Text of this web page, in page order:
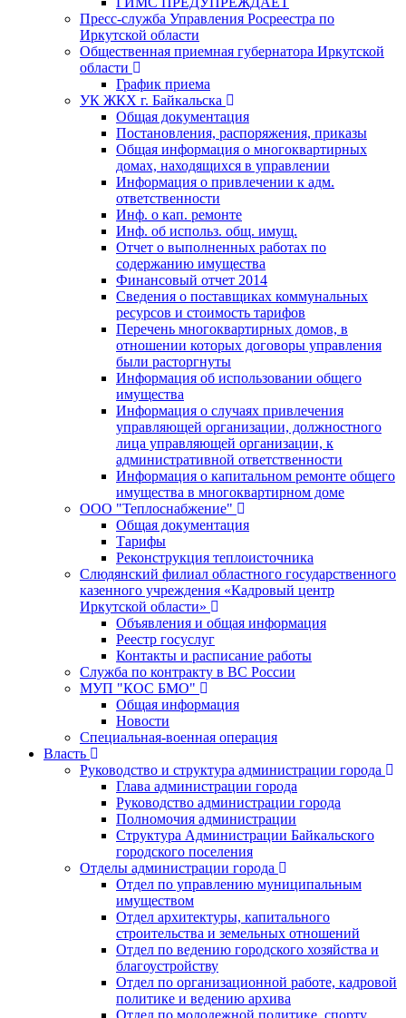
Пресс-служба Управления Росреестра по
Иркутской области
Общественная приемная губернатора Иркутской
области
График приема
УК ЖКХ г. Байкальска
Общая документация
Постановления, распоряжения, приказы
Общая информация о многоквартирных
домах, находящихся в управлении
Информация о привлечении к адм.
ответственности
Инф. о кап. ремонте
Инф. об использ. общ. имущ.
Отчет о выполненных работах по
содержанию имущества
Финансовый отчет 2014
Сведения о поставщиках коммунальных
ресурсов и стоимость тарифов
Перечень многоквартирных домов, в
отношении которых договоры управления
были расторгнуты
Информация об использовании общего
имущества
Информация о случаях привлечения
управляющей организации, должностного
лица управляющей организации, к
административной ответственности
Информация о капитальном ремонте общего
имущества в многоквартирном доме
ООО "Теплоснабжение"
Общая документация
Тарифы
Реконструкция теплоисточника
Слюдянский филиал областного государственного
казенного учреждения «Кадровый центр
Иркутской области»
Объявления и общая информация
Реестр госуслуг
Контакты и расписание работы
Служба по контракту в ВС России
МУП "КОС БМО"
Общая информация
Новости
Специальная-военная операция
Власть
Руководство и структура администрации города
Глава администрации города
Руководство администрации города
Полномочия администрации
Структура Администрации Байкальского
городского поселения
Отделы администрации города
Отдел по управлению муниципальным
имуществом
Отдел архитектуры, капитального
строительства и земельных отношений
Отдел по ведению городского хозяйства и
благоустройству
Отдел по организационной работе, кадровой
политике и ведению архива
Отдел по молодежной политике, спорту,